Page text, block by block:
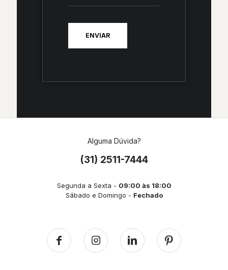
Alguma Dúvida?
(31) 2511-7444
Segunda a Sexta - 09:00 às 18:00
Sábado e Domingo - Fechado